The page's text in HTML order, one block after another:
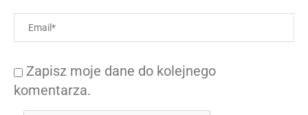
Zapisz moje dane do kolejnego
komentarza.